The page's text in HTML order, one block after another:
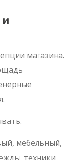
и
магазина.
мебельный,
техники,